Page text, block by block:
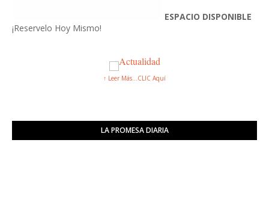
ESPACIO DISPONIBLE
¡Reservelo Hoy Mismo!
↑ Leer Más...CLIC Aquí
LA PROMESA DIARIA